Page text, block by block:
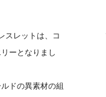
スレットは、コ
ーとなりまし
ドの異素材の組